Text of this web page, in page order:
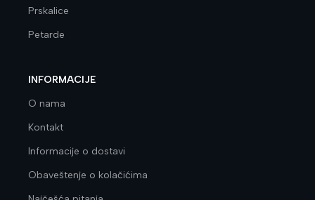
Prskalice
Petarde
INFORMACIJE
O nama
Kontakt
Informacije o dostavi
Obaveštenje o kolačićima